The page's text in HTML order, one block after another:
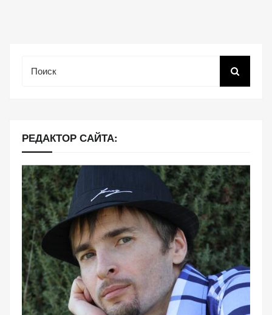
РЕДАКТОР САЙТА:
(Яндекс.Метрика).
Маркетинговые
(реклама)
Яндекс.Директ:
персонализированная
реклама на основе
ваших интересов.
Рассказывая о своих
интересах и
поведении при
посещении нашего
сайта, вы повышаете
вероятность